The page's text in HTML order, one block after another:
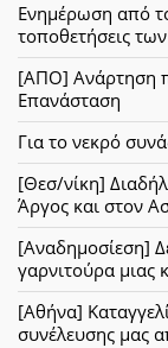
Ενημέρωση από
τοποθετήσεις
[ΑΠΟ] Ανάρτηση
Επανάσταση
Για το νεκρό
[Θεσ/νίκη]
Άργος και στον
[Αναδημοσίεση]
γαρνιτούρα μιας
[Αθήνα]
συνέλευσης μας